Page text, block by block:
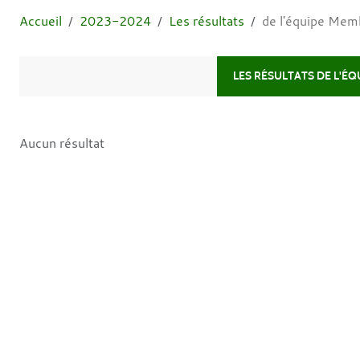
Accueil 2023-2024 Les résultats de l'équipe
LES RÉSULTATS DE
Aucun résultat